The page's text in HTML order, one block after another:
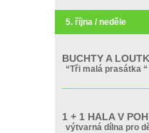
5. října / neděle
BUCHTY A
“Tři malá prasátka
1 + 1 HALA V
výtvarná dílna pro